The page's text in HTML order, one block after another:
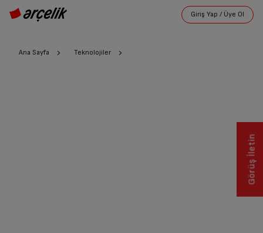
Ana Sayfa Teknolojiler
Görüş İletin